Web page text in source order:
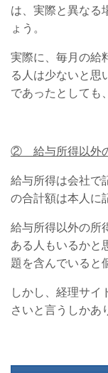
は、実際と異なる
ょう。
実際に、毎月の給
る人は少ないと思
であったとしても
② 給与所得以外
給与所得は会社で
の合計額は本人に
給与所得以外の所
ある人もいるかと
題を含んでいると
しかし、経理サイ
さいと言うしかあ